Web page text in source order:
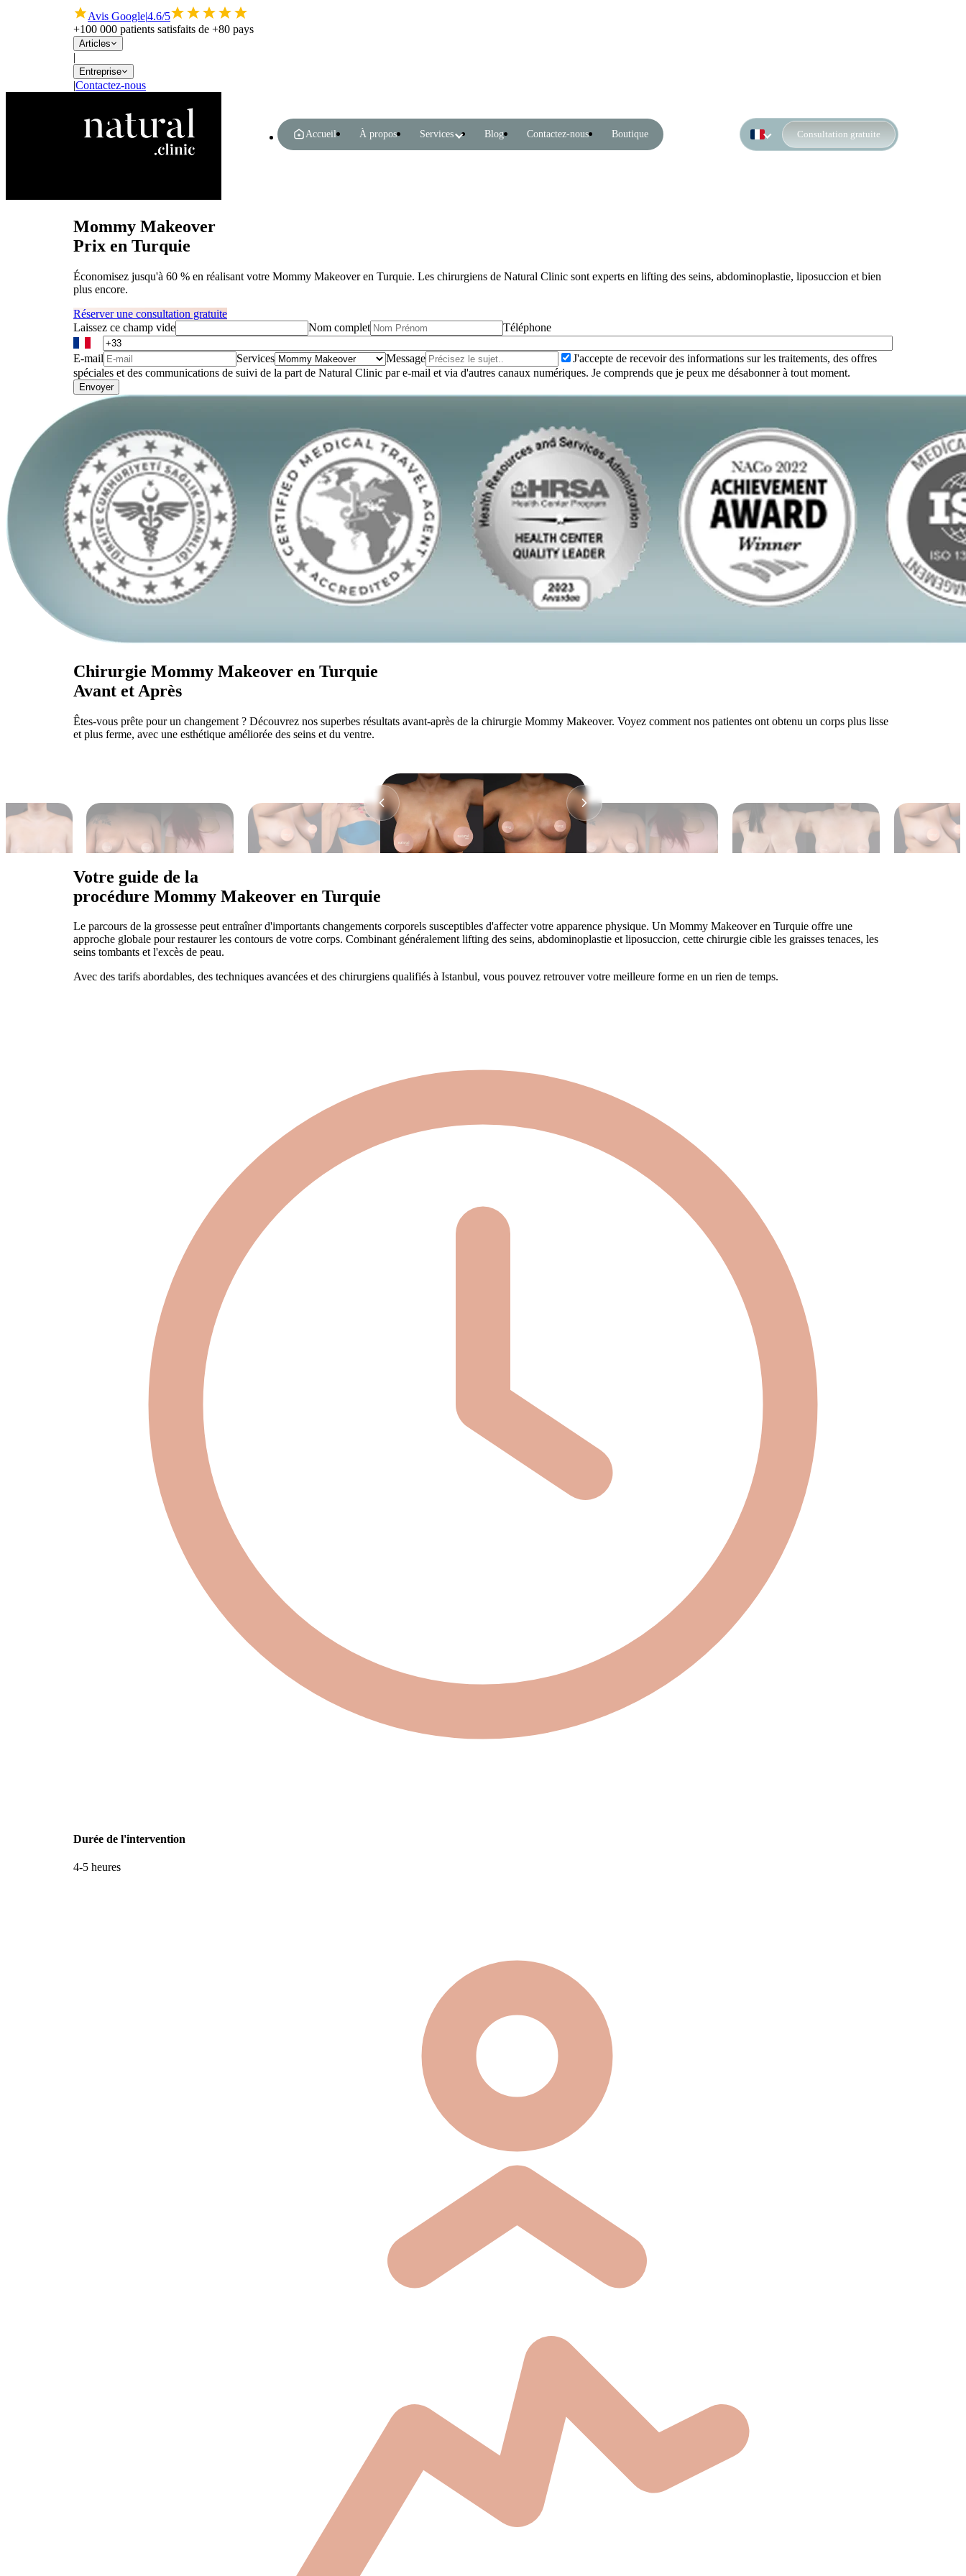
Avis Google|4.6/5
+100 000 patients satisfaits de +80 pays
Articles
|
Entreprise
|Contactez-nous
Accueil À propos Services Blog Contactez-nous Boutique Consultation gratuite
Mommy Makeover
Prix en Turquie
Économisez jusqu'à 60 % en réalisant votre Mommy Makeover en Turquie. Les chirurgiens de Natural Clinic sont experts en lifting des seins, abdominoplastie, liposuccion et bien
plus encore.
Réserver une consultation gratuite
Laissez ce champ vide
Nom complet Téléphone
E-mail Services Message
J'accepte de recevoir des informations sur les traitements, des offres
spéciales et des communications de suivi de la part de Natural Clinic par e-mail et via d'autres canaux numériques. Je comprends que je peux me désabonner à tout moment.
Envoyer
Chirurgie Mommy Makeover en Turquie
Avant et Après
Êtes-vous prête pour un changement ? Découvrez nos superbes résultats avant-après de la chirurgie Mommy Makeover. Voyez comment nos patientes ont obtenu un corps plus lisse
et plus ferme, avec une esthétique améliorée des seins et du ventre.
Votre guide de la
procédure Mommy Makeover en Turquie
Le parcours de la grossesse peut entraîner d'importants changements corporels susceptibles d'affecter votre apparence physique. Un Mommy Makeover en Turquie offre une
approche globale pour restaurer les contours de votre corps. Combinant généralement lifting des seins, abdominoplastie et liposuccion, cette chirurgie cible les graisses tenaces, les
seins tombants et l'excès de peau.
Avec des tarifs abordables, des techniques avancées et des chirurgiens qualifiés à Istanbul, vous pouvez retrouver votre meilleure forme en un rien de temps.
Durée de l'intervention
4-5 heures